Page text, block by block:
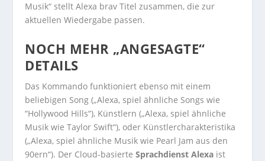
Musik“ stellt Alexa brav Titel zusammen, die zur
aktuellen Wiedergabe passen.
NOCH MEHR „ANGESAGTE“
DETAILS
Das Kommando funktioniert ebenso mit einem
beliebigen Song („Alexa, spiel ähnliche Songs wie
“Hollywood Hills“), Künstlern („Alexa, spiel ähnliche
Musik wie Taylor Swift“), oder Künstlercharakteristika
(„Alexa, spiel ähnliche Musik wie Pearl Jam aus den
90ern“). Der Cloud-basierte Sprachdienst Alexa ist